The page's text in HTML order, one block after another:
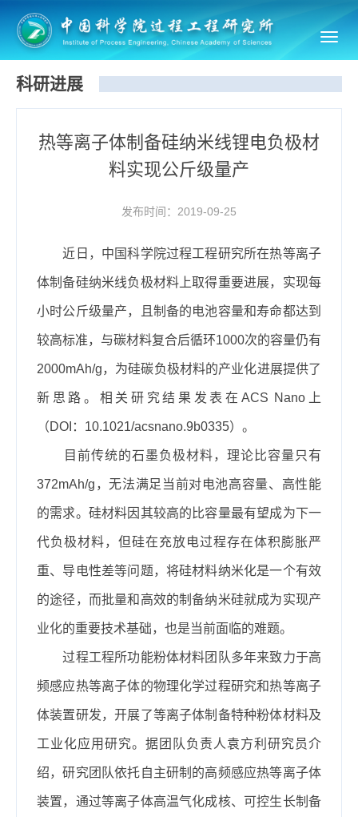
科研进展
热等离子体制备硅纳米线锂电负极材
料实现公斤级量产
发布时间：2019-09-25
近日，中国科学院过程工程研究所在热等离子
体制备硅纳米线负极材料上取得重要进展，实现每
小时公斤级量产，且制备的电池容量和寿命都达到
较高标准，与碳材料复合后循环1000次的容量仍有
2000mAh/g，为硅碳负极材料的产业化进展提供了
新思路。相关研究结果发表在ACS Nano上
（DOI：10.1021/acsnano.9b0335）。
目前传统的石墨负极材料，理论比容量只有
372mAh/g，无法满足当前对电池高容量、高性能
的需求。硅材料因其较高的比容量最有望成为下一
代负极材料，但硅在充放电过程存在体积膨胀严
重、导电性差等问题，将硅材料纳米化是一个有效
的途径，而批量和高效的制备纳米硅就成为实现产
业化的重要技术基础，也是当前面临的难题。
过程工程所功能粉体材料团队多年来致力于高
频感应热等离子体的物理化学过程研究和热等离子
体装置研发，开展了等离子体制备特种粉体材料及
工业化应用研究。据团队负责人袁方利研究员介
绍，研究团队依托自主研制的高频感应热等离子体
装置，通过等离子体高温气化成核、可控生长制备